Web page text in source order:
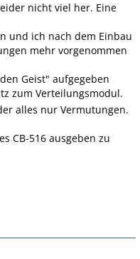
nicht viel her. Eine
und ich nach dem Einbau
mehr vorgenommen
Geist" aufgegeben
zum Verteilungsmodul.
alles nur Vermutungen.
CB-516 ausgeben zu